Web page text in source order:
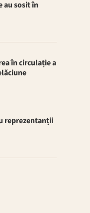
au sosit în
în circulație a
reprezentanții